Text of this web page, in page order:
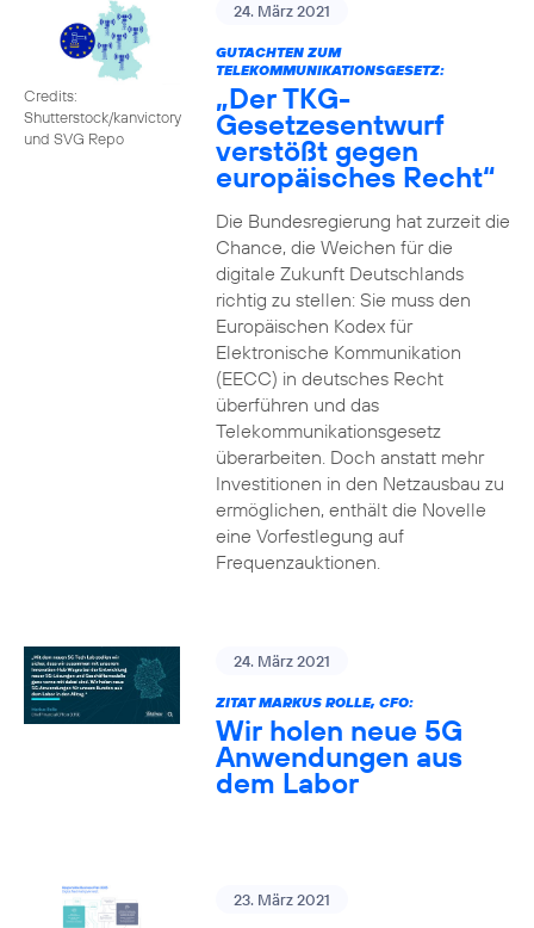
Credits:
Shutterstock/kanvictory
und SVG Repo
24. März 2021
GUTACHTEN ZUM
TELEKOMMUNIKATIONSGESETZ:
„Der TKG-
Gesetzesentwurf
verstößt gegen
europäisches Recht“
Die Bundesregierung hat zurzeit die
Chance, die Weichen für die
digitale Zukunft Deutschlands
richtig zu stellen: Sie muss den
Europäischen Kodex für
Elektronische Kommunikation
(EECC) in deutsches Recht
überführen und das
Telekommunikationsgesetz
überarbeiten. Doch anstatt mehr
Investitionen in den Netzausbau zu
ermöglichen, enthält die Novelle
eine Vorfestlegung auf
Frequenzauktionen.
24. März 2021
ZITAT MARKUS ROLLE, CFO:
Wir holen neue 5G
Anwendungen aus
dem Labor
23. März 2021